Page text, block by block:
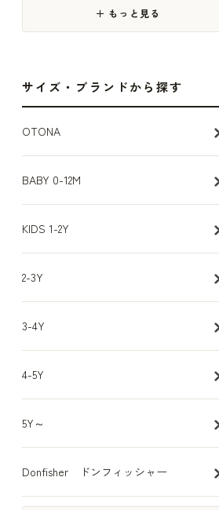
＋ もっと見る
サイズ・ブランドから探す
OTONA
BABY 0-12M
KIDS 1-2Y
2-3Y
3-4Y
4-5Y
5Y～
Donfisher ドンフィッシャー